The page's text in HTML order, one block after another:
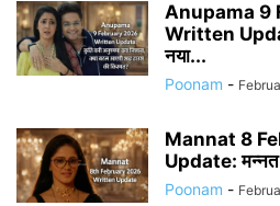
Anupama 9
Written
नया...
Poonam -
Mannat 8
Update: मन्नत
Poonam -